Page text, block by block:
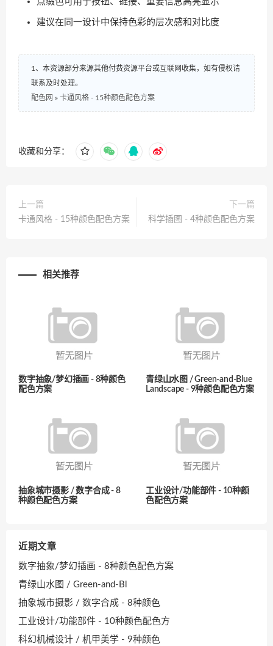
建议在同一设计中保持色彩的层次感和对比度
1、本资源部分来源其他付费资源平台或互联网收集，如有侵权请
联系及时处理。
配色网 » 卡通风格 - 15种颜色配色方案
收藏和分享：
上一篇
卡通风格 - 15种颜色配色方案
下一篇
科学插图 - 4种颜色配色方案
相关推荐
数字抽象/梦幻插画 - 8种颜色
配色方案
青绿山水图 / Green-and-Blue
Landscape - 9种颜色配色方案
抽象城市摄影 / 数字合成 - 8
种颜色配色方案
工业设计/功能部件 - 10种颜
色配色方案
近期文章
数字抽象/梦幻插画 - 8种颜色配色方案
青绿山水图 / Green-and-Bl
抽象城市摄影 / 数字合成 - 8种颜色
工业设计/功能部件 - 10种颜色配色方
科幻机械设计 / 机甲美学 - 9种颜色